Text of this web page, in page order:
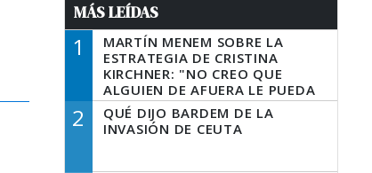
MÁS LEÍDAS
1
MARTÍN MENEM SOBRE LA
ESTRATEGIA DE CRISTINA
KIRCHNER: "NO CREO QUE
ALGUIEN DE AFUERA LE PUEDA
DECIR A LA JUSTICIA LO QUE
TIENE QUE HACER"
2
QUÉ DIJO BARDEM DE LA
INVASIÓN DE CEUTA